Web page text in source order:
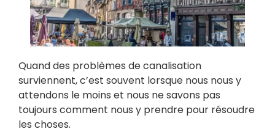
Quand des problèmes de canalisation
surviennent, c’est souvent lorsque nous nous y
attendons le moins et nous ne savons pas
toujours comment nous y prendre pour résoudre
les choses.